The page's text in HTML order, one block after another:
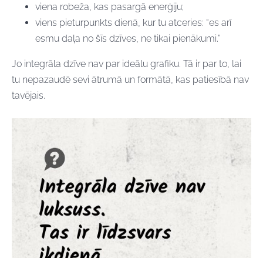
viena robeža, kas pasargā enerģiju;
viens pieturpunkts dienā, kur tu atceries: “es arī
esmu daļa no šīs dzīves, ne tikai pienākumi.”
Jo integrāla dzīve nav par ideālu grafiku. Tā ir par to, lai
tu nepazaudē sevi ātrumā un formātā, kas patiesībā nav
tavējais.